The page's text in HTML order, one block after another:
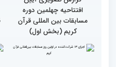
گزارش تصویری حضور
متسابقین چهلمین دوره